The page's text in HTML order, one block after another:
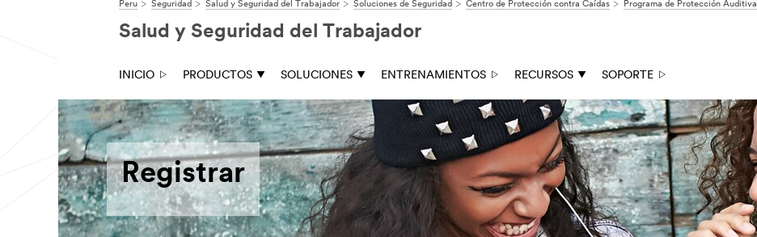
Peru Seguridad Salud y Seguridad del Trabajador Soluciones de Seguridad Centro de Protección contra Caídas Programa de Protección Auditiva
Salud y Seguridad del Trabajador
INICIO PRODUCTOS SOLUCIONES ENTRENAMIENTOS RECURSOS SOPORTE
Registrar